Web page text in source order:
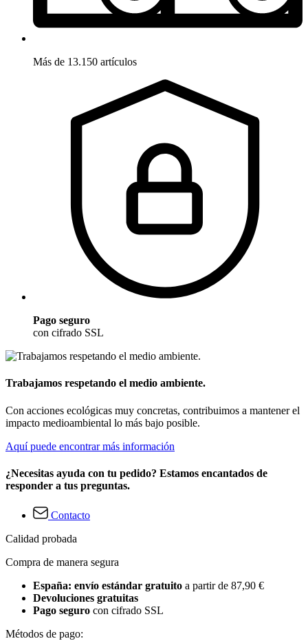
Más de 13.150 artículos
Pago seguro
con cifrado SSL
Trabajamos respetando el medio ambiente.
Con acciones ecológicas muy concretas, contribuimos a mantener el
impacto medioambiental lo más bajo posible.
Aquí puede encontrar más información
¿Necesitas ayuda con tu pedido? Estamos encantados de
responder a tus preguntas.
Contacto
Calidad probada
Compra de manera segura
España: envío estándar gratuito a partir de 87,90 €
Devoluciones gratuitas
Pago seguro con cifrado SSL
Métodos de pago: